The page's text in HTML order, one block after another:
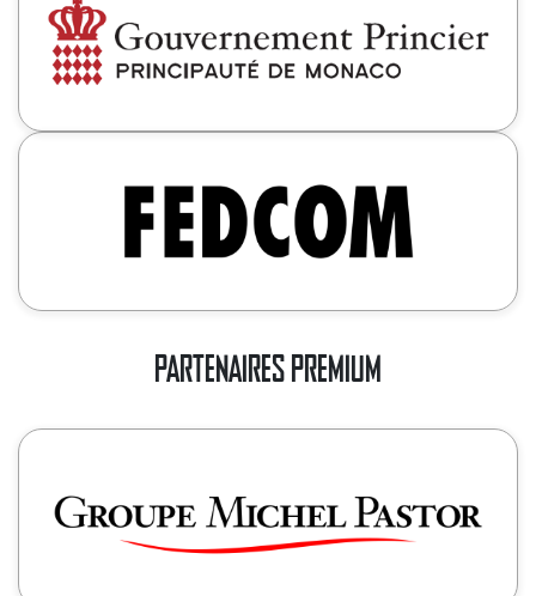
PARTENAIRES PREMIUM